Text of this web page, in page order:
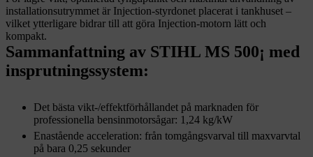
installationsutrymmet är Injection-styrdonet placerat i tankhuset –
vilket ytterligare bidrar till att göra Injection-motorn lätt och
kompakt.
Sammanfattning av STIHL MS 500¡ med
insprutningssystem:
Det bästa vikt-/effektförhållandet på marknaden för
professionella bensinmotorsågar: 1,24 kg/kW
Enastående acceleration: från tomgångsvarval till maxvarvtal
på bara 0,25 sekunder